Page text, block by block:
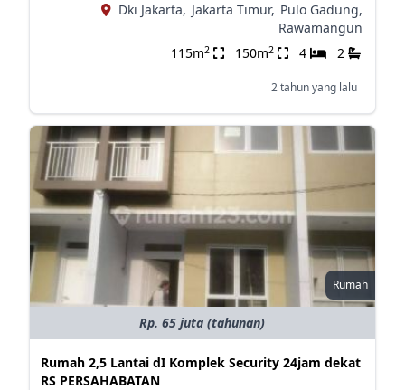
Dki Jakarta, Jakarta Timur, Pulo Gadung,
Rawamangun
115m2 150m2 4 2
2 tahun yang lalu
Rumah
Rp. 65 juta (tahunan)
Rumah 2,5 Lantai dI Komplek Security 24jam dekat
RS PERSAHABATAN